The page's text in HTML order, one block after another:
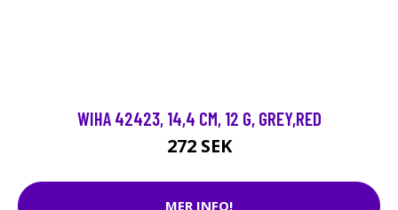
WIHA 42423, 14,4 CM, 12 G, GREY,RED
272 SEK
MER INFO!